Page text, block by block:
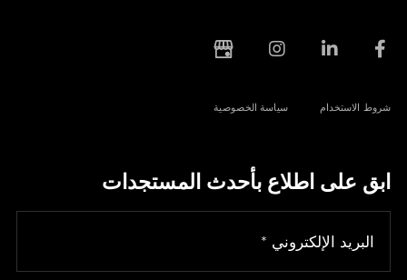
شروط الاستخدام سياسة الخصوصية
ابق على اطلاع بأحدث المستجدات